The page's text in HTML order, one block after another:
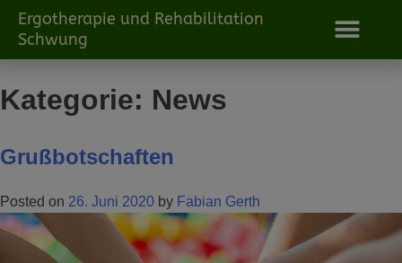
Ergotherapie und Rehabilitation
Schwung
Kategorie: News
Grußbotschaften
Posted on 26. Juni 2020 by Fabian Gerth